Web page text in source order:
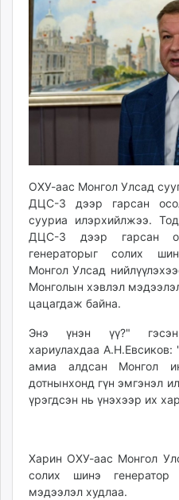
Livetv.mn
Eguur.mn
24tsag.mn
shuud.mn
eagle.mn
ergelt.mn
mminfo.mn
ugluu.mn
urlag.mn
unen.mn
asu.mn
shudarga.mn
shuurhai.mn
unuudur.mn
isee.mn
mglradio.com
fact.mn
itoim.mn
times.mn
tvmongolia.mn
ОХУ-аас Монгол Улсад
ДЦС-3 дээр гарсан
сууриа илэрхийлжээ.
ДЦС-3 дээр гарсан
генераторыг солих
Монгол Улсад
Монголын хэвлэл
цацагдаж байна.
Энэ үнэн үү?" гэсэн
хариулахдаа
амиа алдсан Монгол
дотнынхонд гүн эмгэнэл
үрэгдсэн нь үнэхээр их
Харин ОХУ-аас Монгол
солих шинэ генератор
мэдээлэл худлаа.